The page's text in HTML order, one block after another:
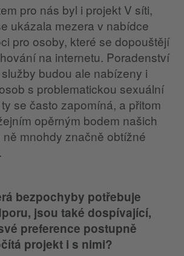
pro nás byl i projekt V síti,
ukázala mezera v nabídce
pro osoby, které se dopouštějí
na internetu. Poradenství
budou ale nabízeny i
s problematickou sexuální
se často zapomíná, a přitom
opěrným bodem našich
ně mnohdy značně obtížné
bezpochyby potřebuje
jsou také dospívající,
preference postupně
projekt i s nimi?